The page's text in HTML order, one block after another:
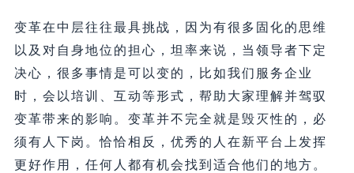
变革在中层往往最具挑战，因为有很多固化的思维
以及对自身地位的担心，坦率来说，当领导者下定
决心，很多事情是可以变的，比如我们服务企业
时，会以培训、互动等形式，帮助大家理解并驾驭
变革带来的影响。变革并不完全就是毁灭性的，必
须有人下岗。恰恰相反，优秀的人在新平台上发挥
更好作用，任何人都有机会找到适合他们的地方。